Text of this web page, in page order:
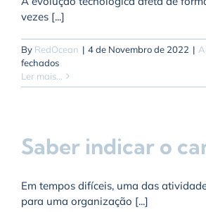
vezes [...]
By RedOcean | 4 de Novembro de 2022 |
fechadosem
As
Pessoas
diferenciação
nas
do
futuro
Ler mais...
Saber indicar o
Em tempos difíceis, uma das
para uma organização [...]